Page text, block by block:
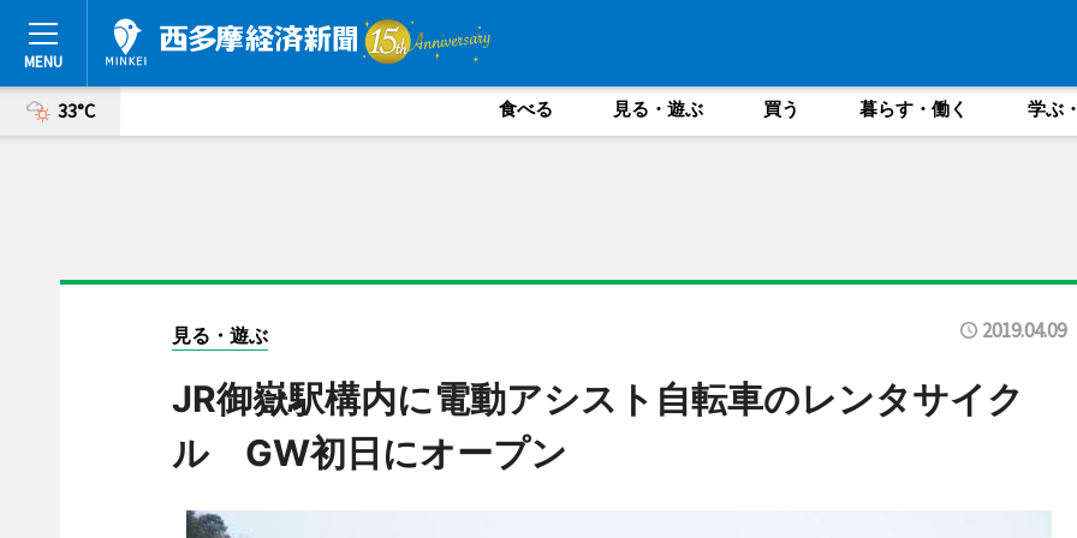
33°C 食べる 見る・遊ぶ 買う 暮らす・働く 学ぶ
見る・遊ぶ 2019.04.09
JR御嶽駅構内に電動アシスト自転車のレンタサイク
ル GW初日にオープン